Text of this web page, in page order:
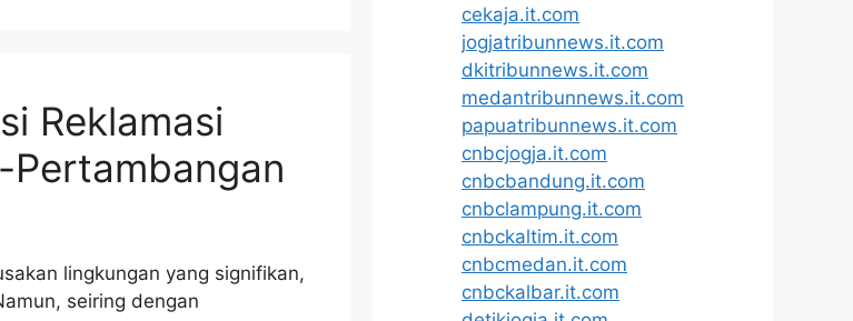
Reklamasi
Pertambangan
lingkungan yang signifikan,
seiring dengan
cekaja.it.com
jogjatribunnews.it.com
dkitribunnews.it.com
medantribunnews.it.com
papuatribunnews.it.com
cnbcjogja.it.com
cnbcbandung.it.com
cnbclampung.it.com
cnbckaltim.it.com
cnbcmedan.it.com
cnbckalbar.it.com